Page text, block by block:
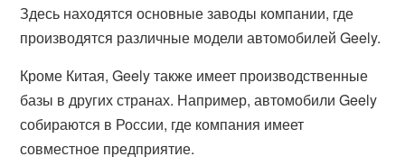
Здесь находятся основные заводы компании, где
производятся различные модели автомобилей Geely.
Кроме Китая, Geely также имеет производственные
базы в других странах. Например, автомобили Geely
собираются в России, где компания имеет
совместное предприятие.